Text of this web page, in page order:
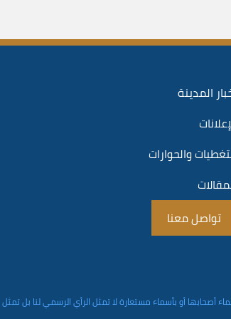
المدينة
والحوارات
تواصل معنا
أصحابها أو بأسماء مستعارة لا تمثل الرأي الرسمي لنا بل